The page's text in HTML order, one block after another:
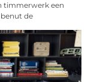
timmerwerk een
de